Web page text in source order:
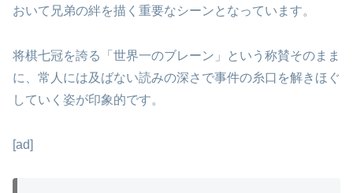
おいて兄弟の絆を描く重要なシーンとなっています。
将棋七冠を誇る「世界一のブレーン」という称賛そのまま
に、常人には及ばない読みの深さで事件の糸口を解きほぐ
していく姿が印象的です。
[ad]